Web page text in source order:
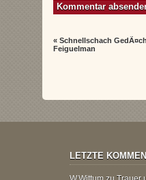
«Schnellschach
Feiguelman
LETZTE